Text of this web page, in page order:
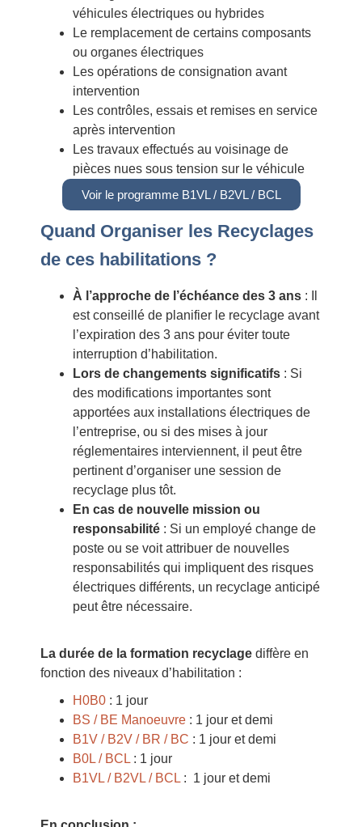
véhicules électriques ou hybrides
Le remplacement de certains composants
ou organes électriques
Les opérations de consignation avant
intervention
Les contrôles, essais et remises en service
après intervention
Les travaux effectués au voisinage de
pièces nues sous tension sur le véhicule
Voir le programme B1VL / B2VL / BCL
Quand Organiser les Recyclages
de ces habilitations ?
À l’approche de l’échéance des 3 ans : Il
est conseillé de planifier le recyclage avant
l’expiration des 3 ans pour éviter toute
interruption d’habilitation.
Lors de changements significatifs : Si
des modifications importantes sont
apportées aux installations électriques de
l’entreprise, ou si des mises à jour
réglementaires interviennent, il peut être
pertinent d’organiser une session de
recyclage plus tôt.
En cas de nouvelle mission ou
responsabilité : Si un employé change de
poste ou se voit attribuer de nouvelles
responsabilités qui impliquent des risques
électriques différents, un recyclage anticipé
peut être nécessaire.
La durée de la formation recyclage diffère en
fonction des niveaux d’habilitation :
H0B0 : 1 jour
BS / BE Manoeuvre : 1 jour et demi
B1V / B2V / BR / BC : 1 jour et demi
B0L / BCL : 1 jour
B1VL / B2VL / BCL : 1 jour et demi